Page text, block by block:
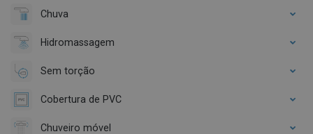
Chuva
Hidromassagem
Sem torção
Cobertura de PVC
Chuveiro móvel